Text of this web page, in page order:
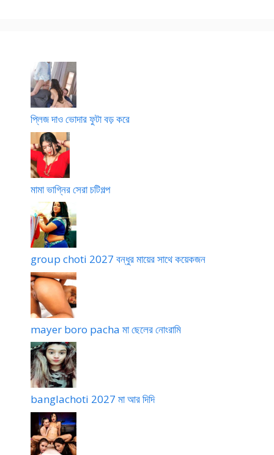
প্লিজ দাও ভোদার ফুটা বড় করে
মামা ভাগ্নির সেরা চটিগল্প
group choti 2027 বন্ধুর মায়ের সাথে কয়েকজন
mayer boro pacha মা ছেলের নোংরামি
banglachoti 2027 মা আর দিদি